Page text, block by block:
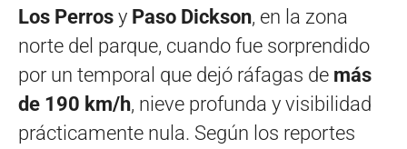
Los Perros y Paso Dickson, en la zona
norte del parque, cuando fue sorprendido
por un temporal que dejó ráfagas de más
de 190 km/h, nieve profunda y visibilidad
prácticamente nula. Según los reportes